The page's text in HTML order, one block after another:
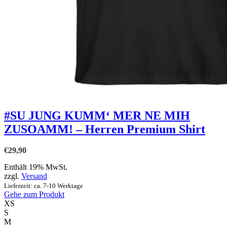
#SU JUNG KUMM‘ MER NE MIH
ZUSOAMM! – Herren Premium Shirt
€29,90
Enthält 19% MwSt.
zzgl. Versand
Lieferzeit: ca. 7-10 Werktage
Gehe zum Produkt
XS
S
M